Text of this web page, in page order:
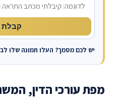
קבלת
יש לכם מסמך? העלו תמונה שלו
מפת עורכי הדין,